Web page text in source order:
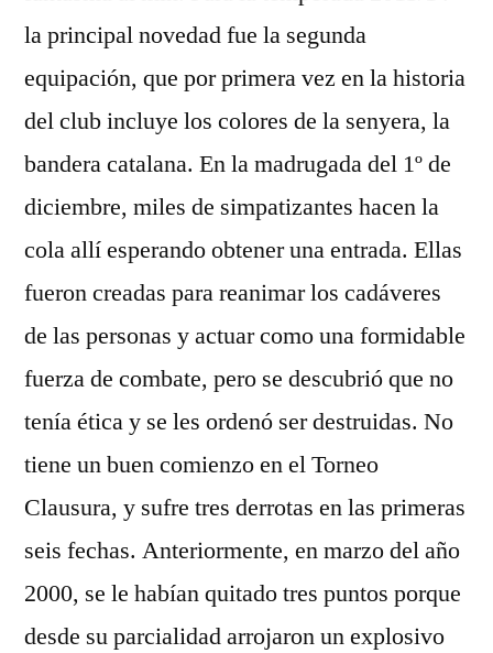
la principal novedad fue la segunda
equipación, que por primera vez en la historia
del club incluye los colores de la senyera, la
bandera catalana. En la madrugada del 1º de
diciembre, miles de simpatizantes hacen la
cola allí esperando obtener una entrada. Ellas
fueron creadas para reanimar los cadáveres
de las personas y actuar como una formidable
fuerza de combate, pero se descubrió que no
tenía ética y se les ordenó ser destruidas. No
tiene un buen comienzo en el Torneo
Clausura, y sufre tres derrotas en las primeras
seis fechas. Anteriormente, en marzo del año
2000, se le habían quitado tres puntos porque
desde su parcialidad arrojaron un explosivo